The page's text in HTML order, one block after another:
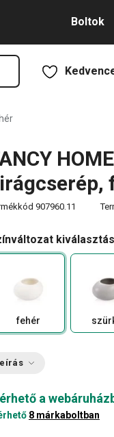
Boltok
907960.11
fehér
a
8 márkaboltban